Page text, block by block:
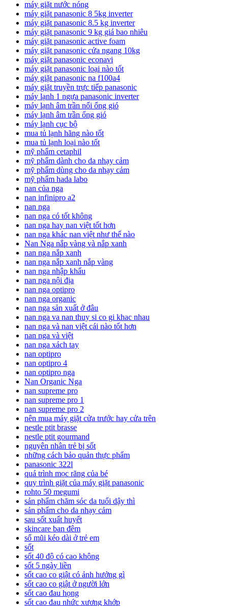
máy giặt nước nóng
máy giặt panasonic 8 5kg inverter
máy giặt panasonic 8.5 kg inverter
máy giặt panasonic 9 kg giá bao nhiêu
máy giặt panasonic active foam
máy giặt panasonic cửa ngang 10kg
máy giặt panasonic econavi
máy giặt panasonic loại nào tốt
máy giặt panasonic na f100a4
máy giặt truyền trực tiếp panasonic
máy lạnh 1 ngựa panasonic inverter
máy lạnh âm trần nối ống gió
máy lạnh âm trần ống gió
máy lạnh cục bộ
mua tủ lạnh hãng nào tốt
mua tủ lạnh loại nào tốt
mỹ phẩm cetaphil
mỹ phẩm dành cho da nhạy cảm
mỹ phẩm dùng cho da nhạy cảm
mỹ phẩm hada labo
nan của nga
nan infinipro a2
nan nga
nan nga có tốt không
nan nga hay nan việt tốt hơn
nan nga khác nan việt như thế nào
Nan Nga nắp vàng và nắp xanh
nan nga nắp xanh
nan nga nắp xanh nắp vàng
nan nga nhập khẩu
nan nga nội địa
nan nga optipro
nan nga organic
nan nga sản xuất ở đâu
nan nga va nan thuy si co gi khac nhau
nan nga và nan việt cái nào tốt hơn
nan nga và việt
nan nga xách tay
nan optipro
nan optipro 4
nan optipro nga
Nan Organic Nga
nan supreme pro
nan supreme pro 1
nan supreme pro 2
nên mua máy giặt cửa trước hay cửa trên
nestle ptit brasse
nestle ptit gourmand
nguyên nhân trẻ bị sốt
những cách bảo quản thực phẩm
panasonic 322l
quá trình mọc răng của bé
quy trình giặt của máy giặt panasonic
rohto 50 megumi
sản phẩm chăm sóc da tuổi dậy thì
sản phẩm cho da nhạy cảm
sau sốt xuất huyết
skincare ban đêm
sổ mũi kéo dài ở trẻ em
sốt
sốt 40 độ có cao không
sốt 5 ngày liền
sốt cao co giật có ảnh hưởng gì
sốt cao co giật ở người lớn
sốt cao đau họng
sốt cao đau nhức xương khớp